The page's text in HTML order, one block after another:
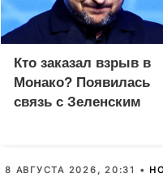
Кто заказал взрыв в
Монако? Появилась
связь с Зеленским
8 АВГУСТА 2026, 20:31 •